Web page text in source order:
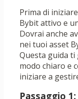
Prima di
Bybit attivo e
Dovrai anche
nei tuoi asset
Questa guida
modo chiaro e
iniziare a
Passaggio